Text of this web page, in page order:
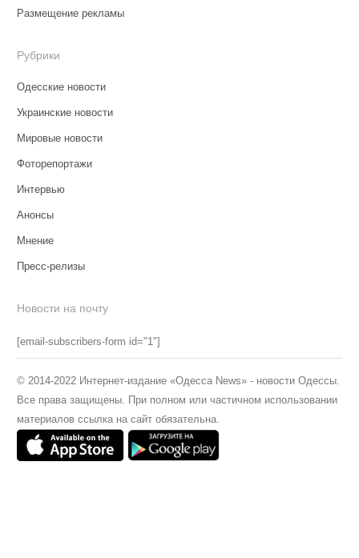
Размещение рекламы
Рубрики
Одесские новости
Украинские новости
Мировые новости
Фоторепортажи
Интервью
Анонсы
Мнение
Пресс-релизы
Новости на почту
[email-subscribers-form id="1"]
© 2014-2022 Интернет-издание «Одесса News» - новости Одессы.
Все права защищены. При полном или частичном использовании
материалов ссылка на сайт обязательна.